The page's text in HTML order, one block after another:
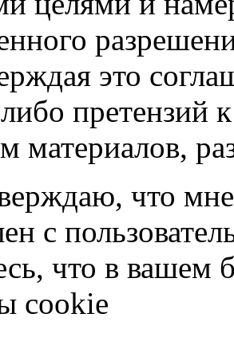
это
претензий
материалов,
что
с
что в вашем
cookie